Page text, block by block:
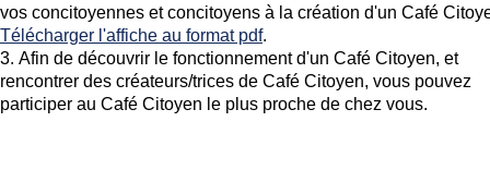
vos concitoyennes et concitoyens à la création d'un Café
Télécharger l'affiche au format pdf.
Afin de découvrir le fonctionnement d'un Café Citoyen, et
rencontrer des créateurs/trices de Café Citoyen, vous pouvez
participer au Café Citoyen le plus proche de chez vous.